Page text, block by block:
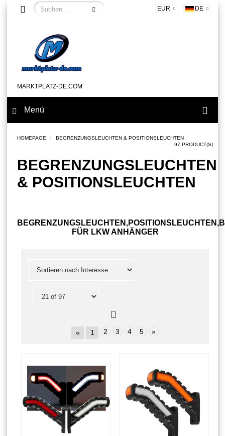
EUR DE
MARKTPLATZ-DE.COM
Menü
HOMEPAGE
BEGRENZUNGSLEUCHTEN & POSITIONSLEUCHTEN
97 PRODUCT(S)
BEGRENZUNGSLEUCHTEN
& POSITIONSLEUCHTEN
FÜR LKW ANHÄNGER
« 1 2 3 4 5 »